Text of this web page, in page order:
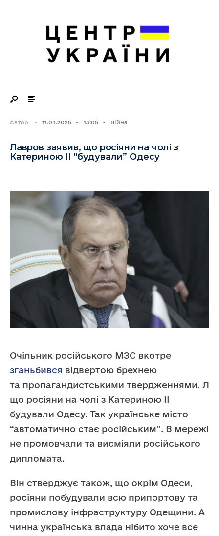
Автор • 11.04.2025 • 13:05 • Війна
Лавров заявив, що росіяни на чолі з
Катериною II “будували” Одесу
Очільник російського МЗС вкотре
зганьбився відвертою брехнею
та пропагандистськими твердженнями.
що росіяни на чолі з Катериною II
будували Одесу. Так українське місто
“автоматично стає російським”. В мережі
не промовчали та висміяли російського
дипломата.
Він стверджує також, що окрім Одеси,
росіяни побудували всю припортову та
промислову інфраструктуру Одещини. А
чинна українська влада нібито хоче все